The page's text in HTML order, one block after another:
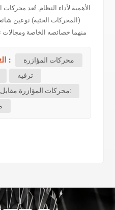
الأهمية لأداء النظام. تُعد
(المحركات الحثية) نوعين
منهما خصائصه الخاصة ومجالات
المحركات غير المتزامنة
لدقة تحكمها وأدائها
السيرفو والمحركات غير
المتزامنة تعمل
الكهرومغناطيسي. عند
العلامات الساخنة :
محركات المؤازرة
ترفيه
محركات المؤازرة مقابل المحركات غير المتزامنة: